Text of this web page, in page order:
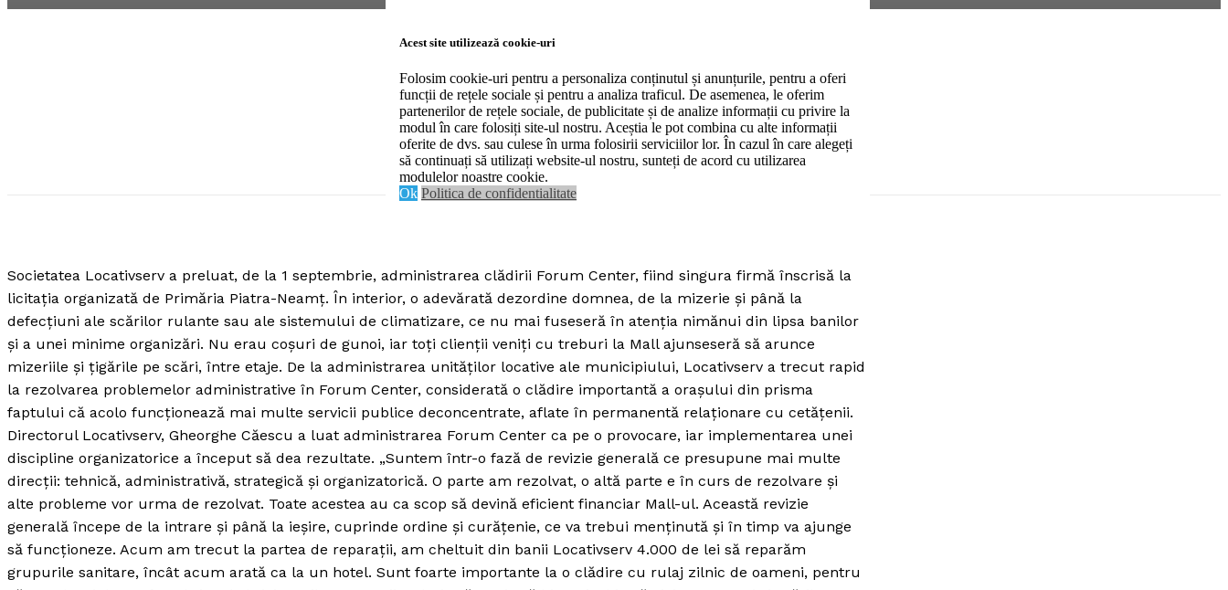
Magazine PRO
About
Contact us
Subscription Plans
De: Realitatea Media Data: septembrie 19, 2015
Societatea Locativserv a preluat, de la 1 septembrie, administrarea clădirii Forum Center, fiind singura firmă înscrisă la
licitaţia organizată de Primăria Piatra-Neamţ. În interior, o adevărată dezordine domnea, de la mizerie şi până la
defecţiuni ale scărilor rulante sau ale sistemului de climatizare, ce nu mai fuseseră în atenţia nimănui din lipsa banilor
şi a unei minime organizări. Nu erau coşuri de gunoi, iar toţi clienţii veniţi cu treburi la Mall ajunseseră să arunce
mizeriile şi ţigările pe scări, între etaje. De la administrarea unităţilor locative ale municipiului, Locativserv a trecut rapid
la rezolvarea problemelor administrative în Forum Center, considerată o clădire importantă a oraşului din prisma
faptului că acolo funcţionează mai multe servicii publice deconcentrate, aflate în permanentă relaţionare cu cetăţenii.
Directorul Locativserv, Gheorghe Căescu a luat administrarea Forum Center ca pe o provocare, iar implementarea unei
discipline organizatorice a început să dea rezultate. „Suntem într-o fază de revizie generală ce presupune mai multe
direcţii: tehnică, administrativă, strategică şi organizatorică. O parte am rezolvat, o altă parte e în curs de rezolvare şi
alte probleme vor urma de rezolvat. Toate acestea au ca scop să devină eficient financiar Mall-ul. Această revizie
generală începe de la intrare şi până la ieşire, cuprinde ordine şi curăţenie, ce va trebui menţinută şi în timp va ajunge
să funcţioneze. Acum am trecut la partea de reparaţii, am cheltuit din banii Locativserv 4.000 de lei să reparăm
grupurile sanitare, încât acum arată ca la un hotel. Sunt foarte importante la o clădire cu rulaj zilnic de oameni, pentru
Acest site utilizează cookie-uri
Folosim cookie-uri pentru a personaliza conținutul și anunțurile, pentru a oferi
funcții de rețele sociale și pentru a analiza traficul. De asemenea, le oferim
partenerilor de rețele sociale, de publicitate și de analize informații cu privire la
modul în care folosiți site-ul nostru. Aceștia le pot combina cu alte informații
oferite de dvs. sau culese în urma folosirii serviciilor lor. În cazul în care alegeți
să continuați să utilizați website-ul nostru, sunteți de acord cu utilizarea
modulelor noastre cookie.
Ok Politica de confidentialitate